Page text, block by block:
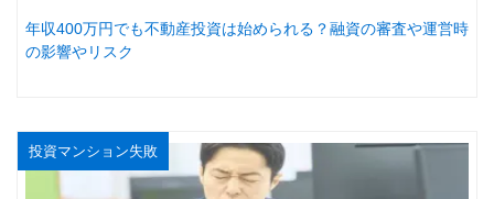
年収400万円でも不動産投資は始められる？融資の審査や運営時
の影響やリスク
投資マンション失敗